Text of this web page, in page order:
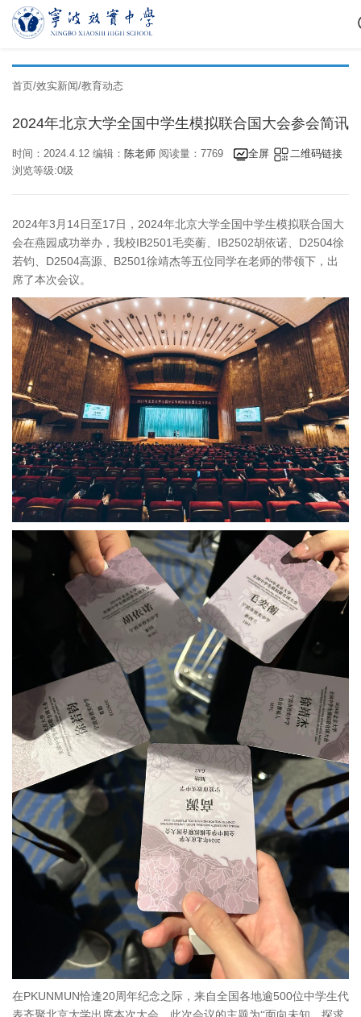
首页/效实新闻/教育动态
2024年北京大学全国中学生模拟联合国大会参会简讯
时间：2024.4.12 编辑： 陈老师 阅读量：7769 全屏
二维码链接
浏览等级:0级
2024年3 月 14 日至 17 日， 2024年北京大学全国中学生模拟联合国大
会在燕园成功举办，我校IB2501 毛奕蘅、 IB2502胡依诺、 D2504徐
若钧、 D2504高源、 B2501 徐靖杰等五位同学在老师的带领下，出
席了本次会议。
在PKUNMUN恰逢20 周年纪念之际，来自全国各地逾500位中学生代